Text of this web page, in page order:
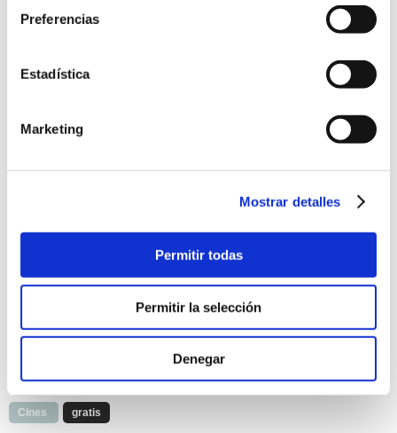
Preferencias
Estadística
Marketing
Mostrar detalles
Permitir todas
Permitir la selección
Denegar
Exposiciones
Cine vora la mar: MARS ATTACKS!
(EEUU, 1996, ciéncia ficción, 106) No recomendada menores
de 7 años
Cines gratis